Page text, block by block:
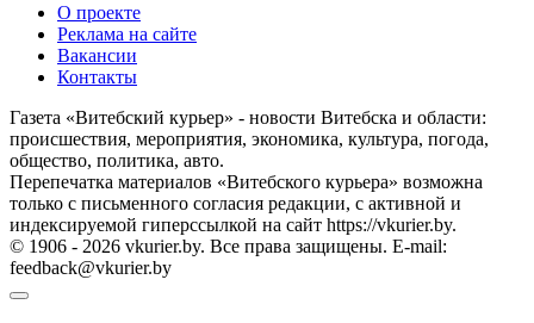
О проекте
Реклама на сайте
Вакансии
Контакты
Газета «Витебский курьер» - новости Витебска и области:
происшествия, мероприятия, экономика, культура, погода,
общество, политика, авто.
Перепечатка материалов «Витебского курьера» возможна
только с письменного согласия редакции, с активной и
индексируемой гиперссылкой на сайт https://vkurier.by.
© 1906 - 2026 vkurier.by. Все права защищены. E-mail:
feedback@vkurier.by